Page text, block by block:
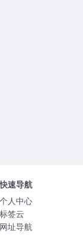
快速导航
个人中心
标签云
网址导航